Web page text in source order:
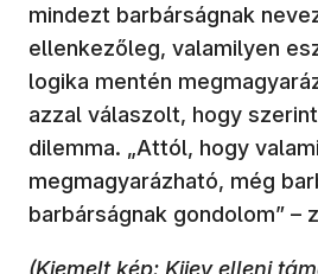
mindezt barbárságnak
ellenkezőleg, valamilyen
logika mentén
azzal válaszolt, hogy
dilemma. „Attól, hogy valami
megmagyarázható, még
barbárságnak gondolom” –
(Kiemelt kép: Kijev elleni